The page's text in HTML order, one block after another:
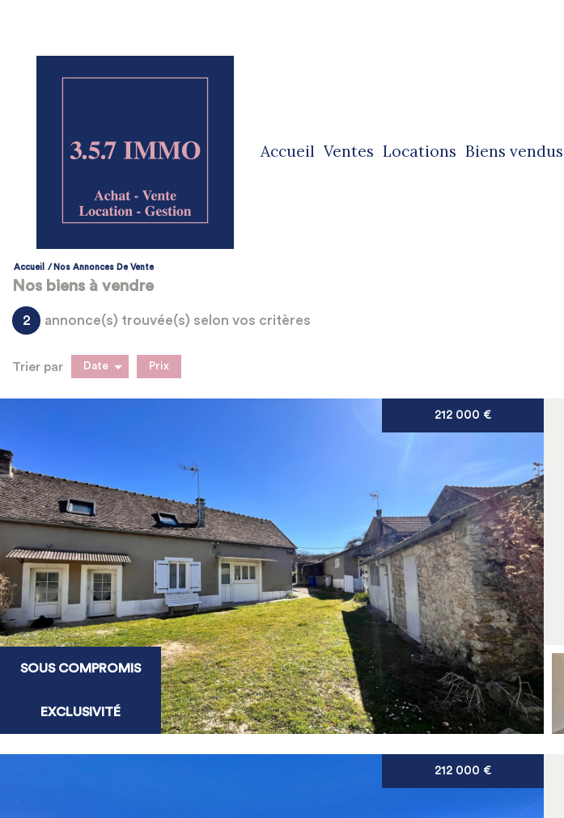
accueil ventes locations biens vendus
Accueil Nos Annonces De Vente
Nos biens à vendre
2 annonce(s) trouvée(s) selon vos critères
Trier par Date Prix
SOUS COMPROMIS
EXCLUSIVITÉ
212 000 €
212 000 €